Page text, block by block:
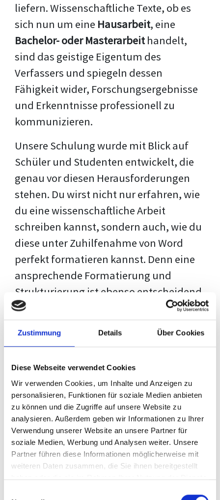
Zustimmung Details Über Cookies
Diese Webseite verwendet Cookies
Wir verwenden Cookies, um Inhalte und Anzeigen zu
personalisieren, Funktionen für soziale Medien anbieten
zu können und die Zugriffe auf unsere Website zu
analysieren. Außerdem geben wir Informationen zu Ihrer
Verwendung unserer Website an unsere Partner für
soziale Medien, Werbung und Analysen weiter. Unsere
Partner führen diese Informationen möglicherweise mit
weiteren Daten zusammen, die Sie ihnen bereitgestellt
haben oder die sie im Rahmen Ihrer Nutzung der Dienste
liefern. Wissenschaftliche Texte, ob es
sich nun um eine Hausarbeit, eine
Bachelor- oder Masterarbeithandelt,
sind das geistige Eigentum des
Verfassers und spiegeln dessen
Fähigkeit wider, Forschungsergebnisse
und Erkenntnisse professionell zu
kommunizieren.
Unsere Schulung wurde mit Blick auf
Schüler und Studenten entwickelt, die
genau vor diesen Herausforderungen
stehen. Du wirst nicht nur erfahren, wie
du eine wissenschaftliche Arbeit
schreiben kannst, sondern auch, wie du
diese unter Zuhilfenahme von Word
perfekt formatieren kannst. Denn eine
ansprechende Formatierung und
Strukturierung ist ebenso entscheidend
wie der Inhalt selbst. Jeder Prüfer hat
eigene Erwartungen, und unsere
Schulung ist so konzipiert, dass sie dir
deiner individuellen Vorlage zeigt,
anstatt eine Einheitslösung zu bieten.
Der Prozess des wissenschaftlichen
Schreibens kann ohne das richtige
Wissen eine große Herausforderung
darstellen. Jedoch, ausgestattet mit
denTechniken und Strategiendieses
Kurses, wird die Formatierung deiner